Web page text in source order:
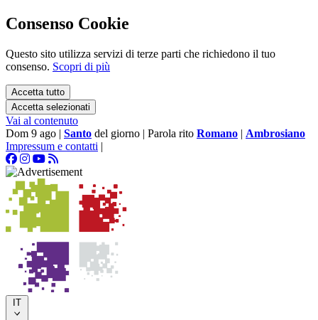
Consenso Cookie
Questo sito utilizza servizi di terze parti che richiedono il tuo
consenso. Scopri di più
Accetta tutto
Accetta selezionati
Vai al contenuto
Dom 9 ago | Santo del giorno | Parola rito Romano | Ambrosiano
Impressum e contatti |
IT